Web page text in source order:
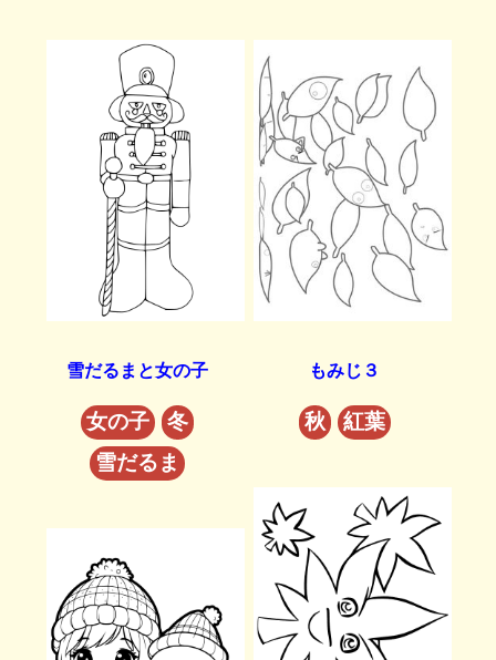
雪だるまと女の子
女の子
冬
雪だるま
もみじ３
秋 紅葉